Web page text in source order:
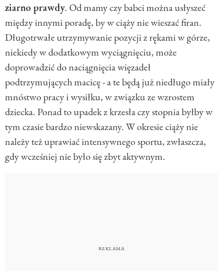
ziarno prawdy. Od mamy czy babci można usłyszeć
między innymi poradę, by w ciąży nie wieszać firan.
Długotrwałe utrzymywanie pozycji z rękami w górze,
niekiedy w dodatkowym wyciągnięciu, może
doprowadzić do naciągnięcia więzadeł
podtrzymujących macicę - a te będą już niedługo miały
mnóstwo pracy i wysiłku, w związku ze wzrostem
dziecka. Ponad to upadek z krzesła czy stopnia byłby w
tym czasie bardzo niewskazany. W okresie ciąży nie
należy też uprawiać intensywnego sportu, zwłaszcza,
gdy wcześniej nie było się zbyt aktywnym.